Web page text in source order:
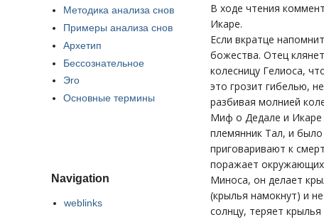
Методика анализа снов
Примеры анализа снов
Архетип
Бессознательное
Эго
Основные термины
Navigation
weblinks
В ходе чтения
Икаре.
Если вкратце
божества. Отец
колесницу Гелиоса,
это грозит гибелью,
разбивая молнией
Миф о Дедале и Икаре
племянник Тал, и
приговаривают к
поражает
Миноса, он делает
(крылья намокнут) и
солнцу, теряет